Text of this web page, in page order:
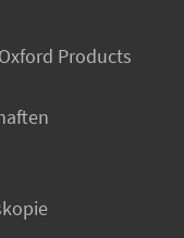
Products